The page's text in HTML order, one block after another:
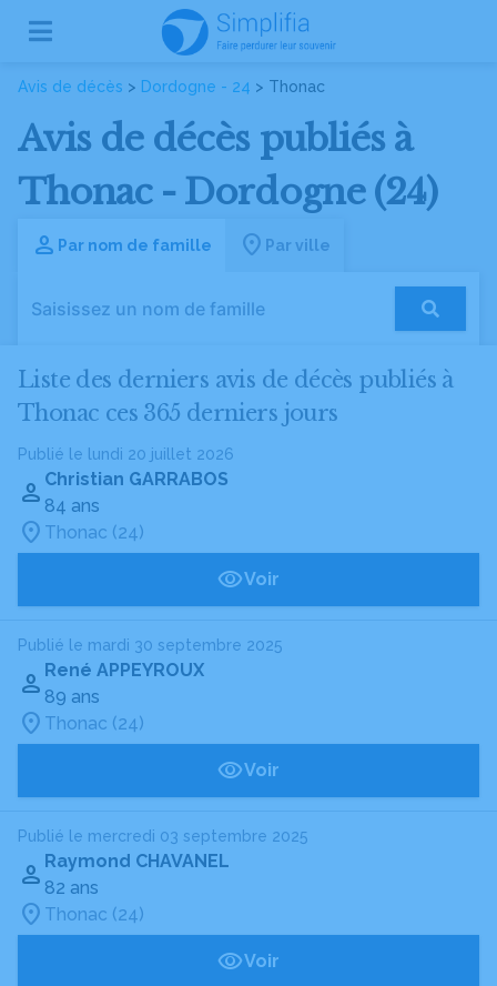
Avis de décès > Dordogne - 24 > Thonac
Avis de décès publiés à
Thonac - Dordogne (24)
Par nom de famille Par ville
Liste des derniers avis de décès publiés à
Thonac ces 365 derniers jours
Publié le lundi 20 juillet 2026
Christian GARRABOS
84 ans
Thonac (24)
Voir
Publié le mardi 30 septembre 2025
René APPEYROUX
89 ans
Thonac (24)
Voir
Publié le mercredi 03 septembre 2025
Raymond CHAVANEL
82 ans
Thonac (24)
Voir